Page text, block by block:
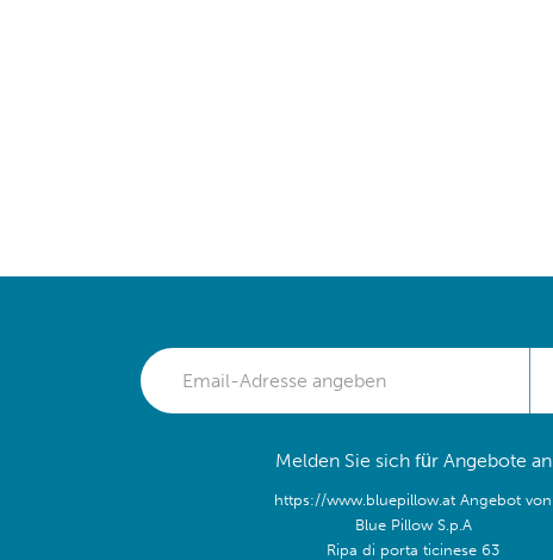
Melden Sie sich für Angebote an
https://www.bluepillow.at Angebot von
Blue Pillow S.p.A
Ripa di porta ticinese 63